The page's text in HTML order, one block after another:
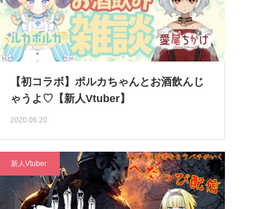
【初コラボ】ポルカちゃんとお酒飲んじ
ゃうよ♡【新人Vtuber】
2020.06.20
新人Vtuber